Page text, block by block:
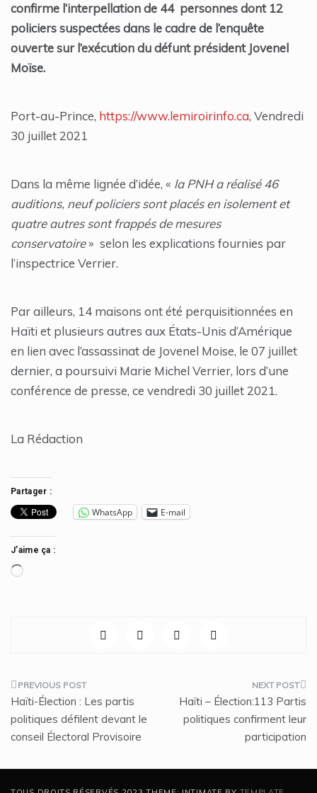
confirme l’interpellation de 44 personnes dont 12
policiers suspectées dans le cadre de l’enquête
ouverte sur l’exécution du défunt président Jovenel
Moïse.
Port-au-Prince, https://www.lemiroirinfo.ca, Vendredi
30 juillet 2021
Dans la même lignée d’idée, « la PNH a réalisé 46
auditions, neuf policiers sont placés en isolement et
quatre autres sont frappés de mesures
conservatoire» selon les explications fournies par
l’inspectrice Verrier.
Par ailleurs, 14 maisons ont été perquisitionnées en
Haïti et plusieurs autres aux États-Unis d’Amérique
en lien avec l’assassinat de Jovenel Moise, le 07 juillet
dernier, a poursuivi Marie Michel Verrier, lors d’une
conférence de presse, ce vendredi 30 juillet 2021.
La Rédaction
Partager :
WhatsApp E-mail
J’aime ça :
Chargement…
Navigation
de
l’article
Haïti-Élection : Les partis
politiques défilent devant le
conseil Électoral Provisoire
Haïti – Élection:113 Partis
politiques confirment leur
participation